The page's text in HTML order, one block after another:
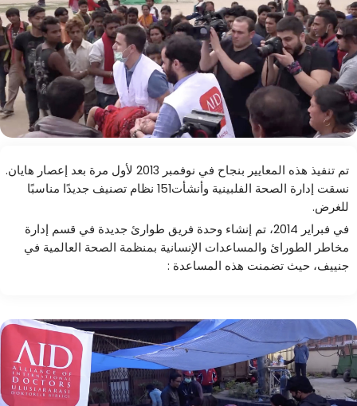
تم تنفيذ هذه المعايير بنجاح في نوفمبر 2013 لأول مرة بعد إعصار هايان.
نسقت إدارة الصحة الفلبينية وأنشأت151 نظام تصنيف جديدًا مناسبًا
للغرض.
في فبراير 2014، تم إنشاء وحدة فريق طوارئ جديدة في قسم إدارة
مخاطر الطورائ والمساعدات الإنسانية بمنظمة الصحة العالمية في
جنييف، حيث تضمنت هذه المساعدة :